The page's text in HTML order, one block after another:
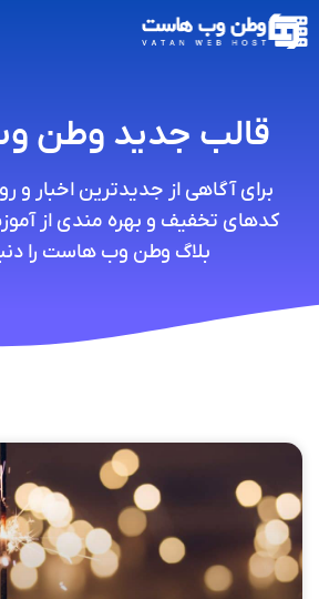
قالب جدید وطن
برای آگاهی از جدیدترین اخبار و
کدهای تخفیف و بهره مندی از
بلاگ وطن وب هاست را